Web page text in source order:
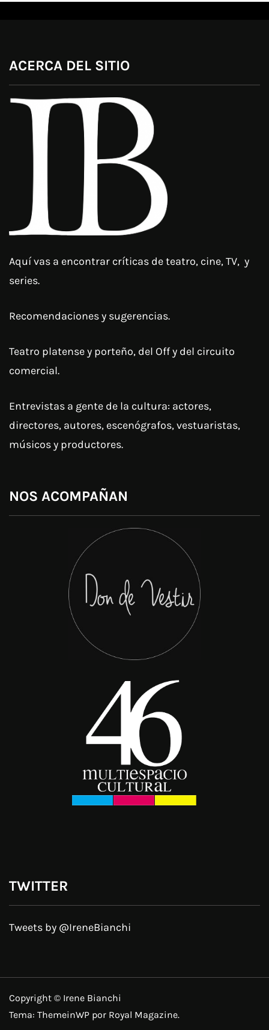
ACERCA DEL SITIO
Aquí vas a encontrar críticas de teatro, cine, TV, y
series.
Recomendaciones y sugerencias.
Teatro platense y porteño, del Off y del circuito
comercial.
Entrevistas a gente de la cultura: actores,
directores, autores, escenógrafos, vestuaristas,
músicos y productores.
NOS ACOMPAÑAN
TWITTER
Tweets by @IreneBianchi
Copyright © Irene Bianchi
Tema: ThemeinWP por Royal Magazine.